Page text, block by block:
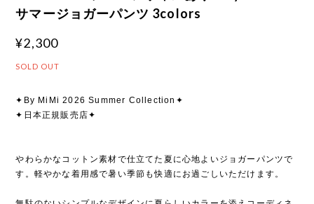
サマージョガーパンツ 3colors
¥2,300
SOLD OUT
✦By MiMi 2026 Summer Collection✦
✦日本正規販売店✦
やわらかなコットン素材で仕立てた夏に心地よいジョガーパンツで
す。軽やかな着用感で暑い季節も快適にお過ごしいただけます。